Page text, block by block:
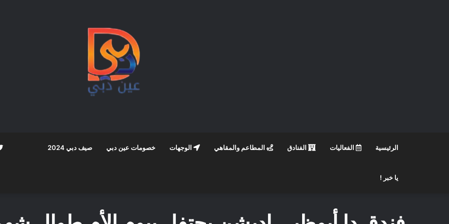
الرئيسية الفعاليات الفنادق المطاعم والمقاهي الوجهات خصومات عين دبي صيف دبي 2024
يا خبر !